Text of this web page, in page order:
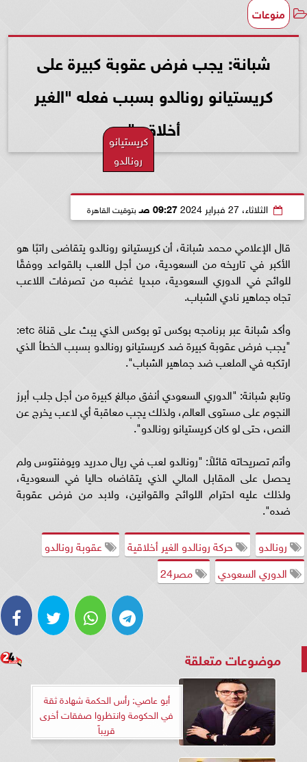
منوعات
شبانة: يجب فرض عقوبة كبيرة على
كريستيانو رونالدو بسبب فعله "الغير
أخلاقي"
كريستيانو
رونالدو
الثلاثاء، 27 فبراير 2024 09:27 صـ بتوقيت القاهرة
قال الإعلامي محمد شبانة، أن كريستيانو رونالدو يتقاضى راتبًا هو
الأكبر في تاريخه من السعودية، من أجل اللعب بالقواعد ووفقًا
للوائح في الدوري السعودية، مبديا غضبه من تصرفات اللاعب
تجاه جماهير نادي الشباب.
وأكد شبانة عبر برنامجه بوكس تو بوكس الذي يبث على قناة etc:
"يجب فرض عقوبة كبيرة ضد كريستيانو رونالدو بسبب الخطأ الذي
ارتكبه في الملعب ضد جماهير الشباب".
وتابع شبانة: "الدوري السعودي أنفق مبالغ كبيرة من أجل جلب أبرز
النجوم على مستوى العالم، ولذلك يجب معاقبة أي لاعب يخرج عن
النص، حتى لو كان كريستيانو رونالدو".
وأتم تصريحاته قائلاً: "رونالدو لعب في ريال مدريد ويوفنتوس ولم
يحصل على المقابل المالي الذي يتقاضاه حاليا في السعودية،
ولذلك عليه احترام اللوائح والقوانين، ولابد من فرض عقوبة
ضده".
رونالدو
حركة رونالدو الغير أخلاقية
عقوبة رونالدو
الدوري السعودي
مصر24
موضوعات متعلقة
أبو عاصي: رأس الحكمة شهادة ثقة
في الحكومة وانتظروا صفقات أخرى
قريباً